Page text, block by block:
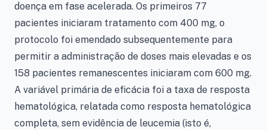
doença em fase acelerada. Os primeiros 77
pacientes iniciaram tratamento com 400 mg, o
protocolo foi emendado subsequentemente para
permitir a administração de doses mais elevadas e os
158 pacientes remanescentes iniciaram com 600 mg.
A variável primária de eficácia foi a taxa de resposta
hematológica, relatada como resposta hematológica
completa, sem evidência de leucemia (isto é,